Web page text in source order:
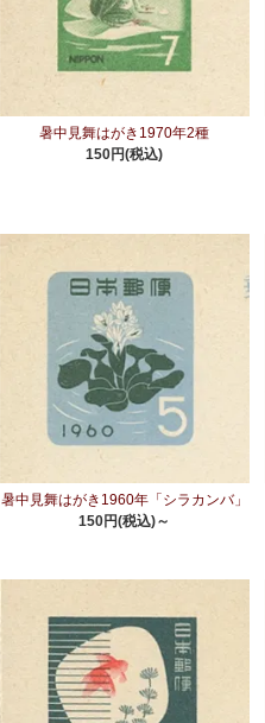
暑中見舞はがき1970年2種
150円(税込)
暑中見舞はがき1960年「シラカンバ」
150円(税込)～